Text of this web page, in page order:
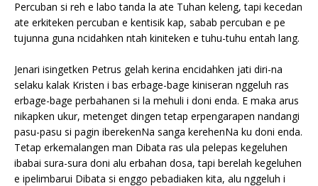
Percuban si reh e labo tanda la ate Tuhan keleng, tapi kecedan
ate erkiteken percuban e kentisik kap, sabab percuban e pe
tujunna guna ncidahken ntah kiniteken e tuhu-tuhu entah lang.
Jenari isingetken Petrus gelah kerina encidahken jati diri-na
selaku kalak Kristen i bas erbage-bage kiniseran nggeluh ras
erbage-bage perbahanen si la mehuli i doni enda. E maka arus
nikapken ukur, metenget dingen tetap erpengarapen nandangi
pasu-pasu si pagin iberekenNa sanga kerehenNa ku doni enda.
Tetap erkemalangen man Dibata ras ula pelepas kegeluhen
ibabai sura-sura doni alu erbahan dosa, tapi berelah kegeluhen
e ipelimbarui Dibata si enggo pebadiaken kita, alu nggeluh i